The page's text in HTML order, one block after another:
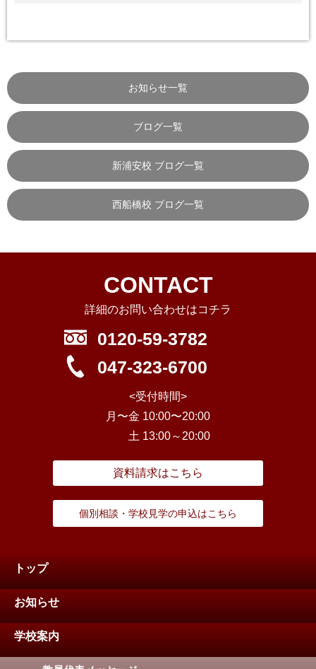
お知らせ一覧
ブログ一覧
新浦安校 ブログ一覧
西船橋校 ブログ一覧
CONTACT
詳細のお問い合わせはコチラ
0120-59-3782
047-323-6700
<受付時間>
月〜金 10:00〜20:00
土 13:00～20:00
資料請求はこちら
個別相談・学校見学の申込はこちら
トップ
お知らせ
学校案内